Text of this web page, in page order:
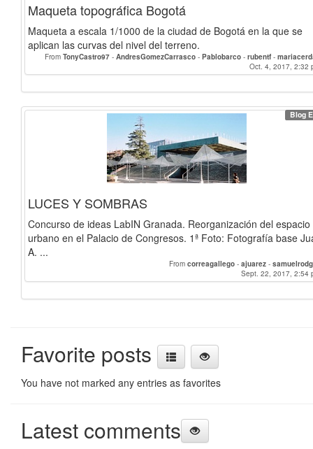
Maqueta topográfica Bogotá
Maqueta a escala 1/1000 de la ciudad de Bogotá en la que se
aplican las curvas del nivel del terreno.
From TonyCastro97 - AndresGomezCarrasco - Pablobarco - rubentf -
Francimartin97 -
AlvaroRuedaP-samuelrodguez-Andreas_Stock-Viqui-GabrielaGarcia-
Oct. 4, 2017, 2:32
Blog
LUCES Y SOMBRAS
Concurso de ideas LabIN Granada. Reorganización del espacio
urbano en el Palacio de Congresos. 1ª Foto: Fotografía base
A. ...
From correagallego - ajuarez -
Sept. 22, 2017, 2:54
Favorite posts
You have not marked any entries as favorites
Latest comments